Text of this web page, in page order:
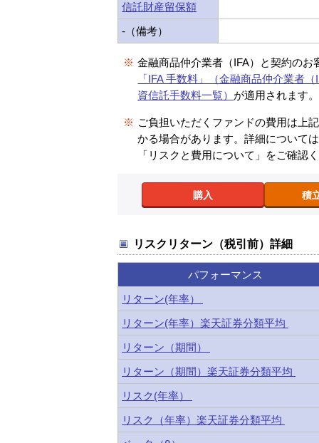
信託財産留保額
-（備考）
※ 金融商品仲介業者（IFA）と契約のお
「IFA 手数料」（金融商品仲介業者
資信託手数料一覧） が適用されます。
※ ご負担いただくファンドの費用は上
かる場合があります。詳細について
「リスクと費用について」をご確認
購入 積
リスクリターン（税引前）詳細
パフォーマンス
リターン(年率）
リターン(年率）楽天証券分類平均
リターン（期間）
リターン（期間）楽天証券分類平均
リスク(年率）
リスク（年率）楽天証券分類平均